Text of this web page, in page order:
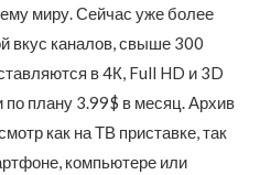
миру. Сейчас уже более
вкус каналов, свыше 300
в 4К, Full HD и 3D
по плану 3.99$ в месяц. Архив
как на ТВ приставке, так
компьютере или